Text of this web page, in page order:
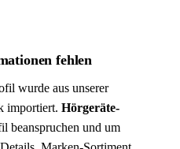
fehlen
wurde aus unserer
importiert. Hörgeräte-
beanspruchen und um